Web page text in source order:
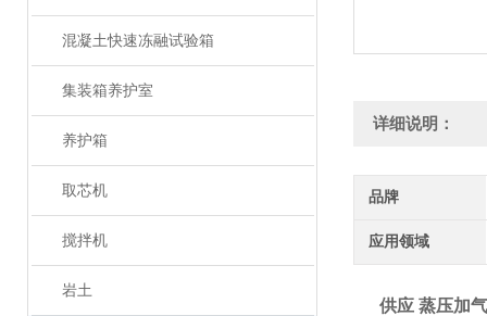
混凝土快速冻融试验箱
集装箱养护室
养护箱
取芯机
搅拌机
岩土
详细说明：
品牌
应用领域
供应 蒸压加